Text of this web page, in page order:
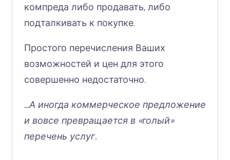
компреда либо продавать, либо
подталкивать к покупке.
Простого перечисления Ваших
возможностей и цен для этого
совершенно недостаточно.
…А иногда коммерческое предложение
и вовсе превращается в «голый»
перечень услуг.